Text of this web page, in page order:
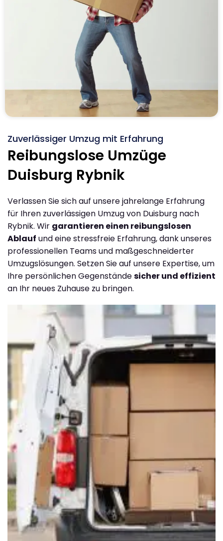
Zuverlässiger Umzug mit Erfahrung
Reibungslose Umzüge
Duisburg Rybnik
Verlassen Sie sich auf unsere jahrelange Erfahrung
für Ihren zuverlässigen Umzug von Duisburg nach
Rybnik. Wir garantieren einen reibungslosen
Ablauf und eine stressfreie Erfahrung, dank unseres
professionellen Teams und maßgeschneiderter
Umzugslösungen. Setzen Sie auf unsere Expertise, um
Ihre persönlichen Gegenständesicher und effizient
an Ihr neues Zuhause zu bringen.